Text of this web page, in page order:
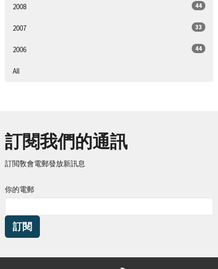
2008 44
2007 33
2006 44
All
訂閱我們的通訊
訂閲敎會電郵發放新訊息
你的電郵
訂閱